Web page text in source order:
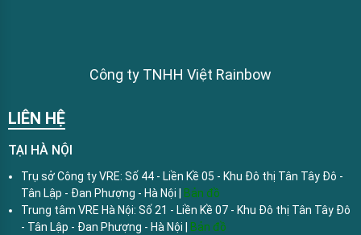
Công ty TNHH Việt Rainbow
LIÊN HỆ
TẠI HÀ NỘI
Trụ sở Công ty VRE: Số 44 - Liền Kề 05 - Khu Đô thị Tân Tây Đô -
Tân Lập - Đan Phượng - Hà Nội |
Bản đồ
Trung tâm VRE Hà Nội: Số 21 - Liền Kề 07 - Khu Đô thị Tân Tây Đô
- Tân Lập - Đan Phượng - Hà Nội |
Bản đồ